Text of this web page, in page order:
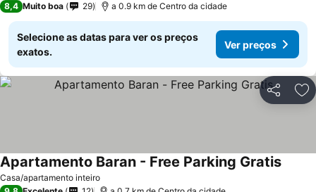
8,4 Muito boa 29 a 0.9 km de Centro da cidade
Selecione as datas para ver os preços
exatos.
Ver preços
Partilhar
Casa/apartamento inteiro
Apartamento Baran - Free Parking Gratis